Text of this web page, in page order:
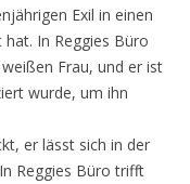
Exil in einen
In Reggies Büro
Frau, und er ist
wurde, um ihn
er lässt sich in der
Reggies Büro trifft